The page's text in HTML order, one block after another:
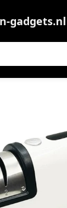
gadgets.nl